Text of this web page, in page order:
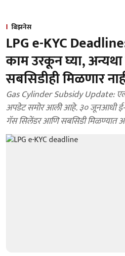
बिझनेस
LPG e-KYC
काम उरकून घ्या,
सबसिडीही मिळणार
Gas Cylinder Subsidy Update:
अपडेट समोर आली आहे. ३० जूनआधी ई-
गॅस सिलेंडर आणि सबसिडी